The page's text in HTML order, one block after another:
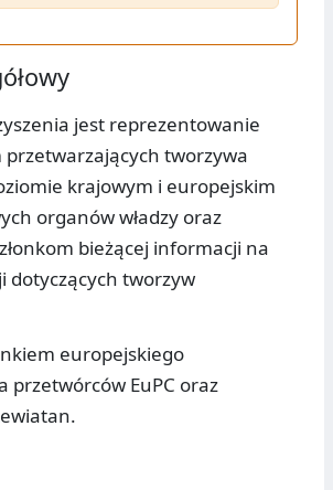
jest reprezentowanie
tworzywa
krajowym i europejskim
organów władzy oraz
bieżącej informacji na
dotyczących tworzyw
europejskiego
przetwórców EuPC oraz